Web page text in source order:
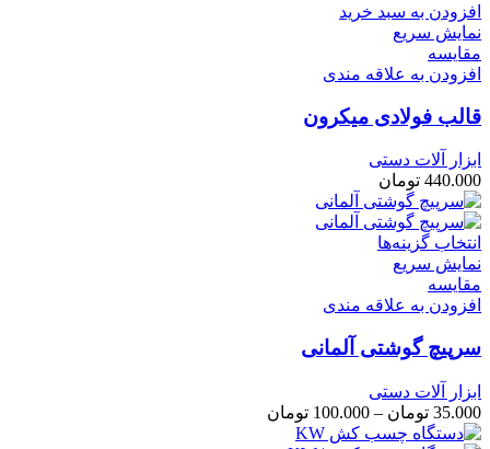
افزودن به سبد خرید
نمایش سریع
مقايسه
افزودن به علاقه مندی
قالب فولادی میکرون
ابزار آلات دستی
440.000 تومان
انتخاب گزینه‌ها
نمایش سریع
مقايسه
افزودن به علاقه مندی
سرپیچ گوشتی آلمانی
ابزار آلات دستی
35.000 تومان –
100.000 تومان